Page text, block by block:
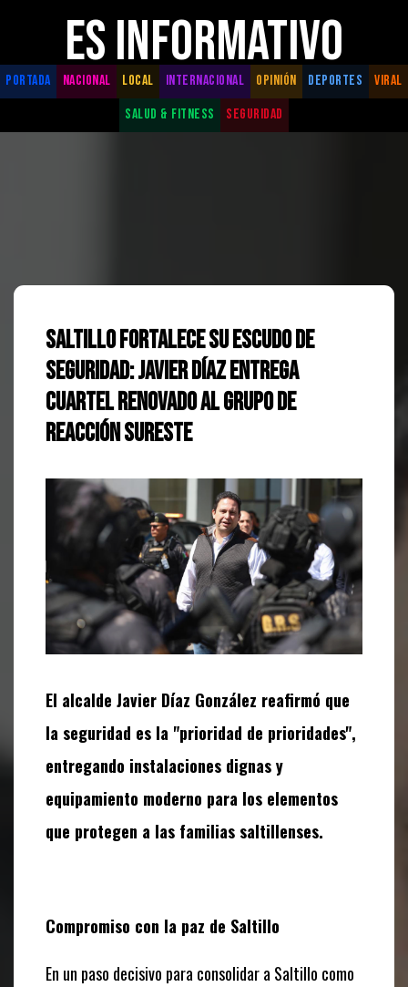
ES INFORMATIVO
PORTADA NACIONAL LOCAL INTERNACIONAL OPINIÓN DEPORTES
VIRAL
SALUD & FITNESS
SEGURIDAD
Saltillo fortalece su escudo de
seguridad: Javier Díaz entrega
cuartel renovado al Grupo de
Reacción Sureste
El alcalde Javier Díaz González reafirmó que
la seguridad es la "prioridad de prioridades",
entregando instalaciones dignas y
equipamiento moderno para los elementos
que protegen a las familias saltillenses.
Compromiso con la paz de Saltillo
En un paso decisivo para consolidar a Saltillo como